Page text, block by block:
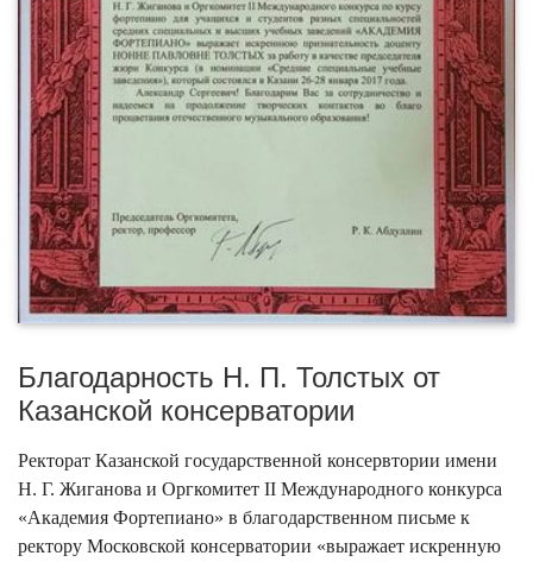
Благодарность Н. П. Толстых от
Казанской консерватории
Ректорат Казанской государственной консервтории имени
Н. Г. Жиганова и Оргкомитет II Международного конкурса
«Академия Фортепиано» в благодарственном письме к
ректору Московской консерватории «выражает искренную